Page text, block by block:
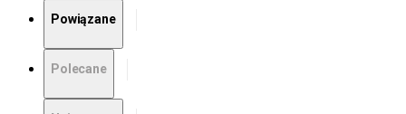
Powiązane
Polecane